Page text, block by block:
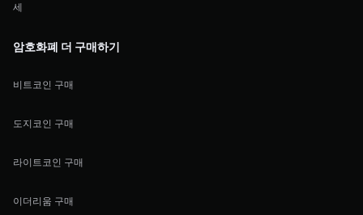
세
암호화폐 더 구매하기
비트코인 구매
도지코인 구매
라이트코인 구매
이더리움 구매